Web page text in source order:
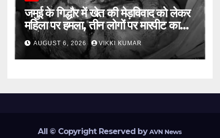
जमुई के गिद्धौर में खेत की मेड़विवाद को लेकर
महिला पर हमला, तीन लोगों पर मारपीट का
आरोप
AUGUST 6, 2026 VIKKI KUMAR
All © Copyright Reserved byAVN News